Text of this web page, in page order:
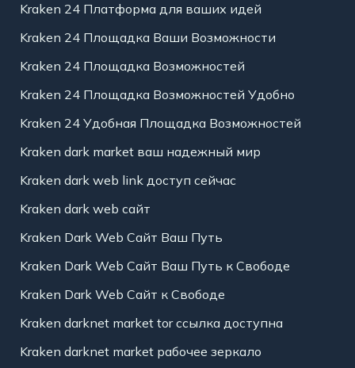
Kraken 24 Платформа для ваших идей
Kraken 24 Площадка Ваши Возможности
Kraken 24 Площадка Возможностей
Kraken 24 Площадка Возможностей Удобно
Kraken 24 Удобная Площадка Возможностей
Kraken dark market ваш надежный мир
Kraken dark web link доступ сейчас
Kraken dark web сайт
Kraken Dark Web Сайт Ваш Путь
Kraken Dark Web Сайт Ваш Путь к Свободе
Kraken Dark Web Сайт к Свободе
Kraken darknet market tor ссылка доступна
Kraken darknet market рабочее зеркало